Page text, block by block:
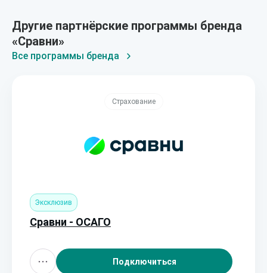
Другие партнёрские программы бренда
«Сравни»
Все программы бренда
Страхование
Эксклюзив
Сравни - ОСАГО
Подключиться